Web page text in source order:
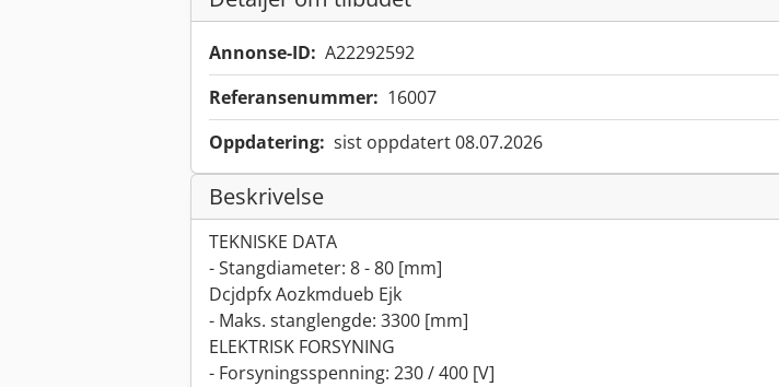
Annonse-ID: A22292592
Referansenummer: 16007
Oppdatering: sist oppdatert 08.07.2026
Beskrivelse
TEKNISKE DATA
- Stangdiameter: 8 - 80 [mm]
Dcjdpfx Aozkmdueb Ejk
- Maks. stanglengde: 3300 [mm]
ELEKTRISK FORSYNING
- Forsyningsspenning: 230 / 400 [V]